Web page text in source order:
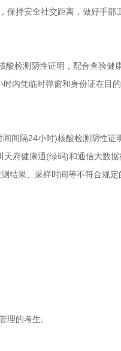
持安全社交距离，做好手
检测阴性证明，配合查验健
内凭临时弹窗和身份证在目
间隔24小时)核酸检测阴性
府健康通(绿码)和通信大数
结果、采样时间等不符合规定
理的考生;